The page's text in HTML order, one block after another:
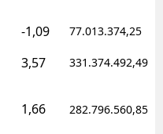
-1,09 77.013.374,25
3,57 331.374.492,49
1,66 282.796.560,85